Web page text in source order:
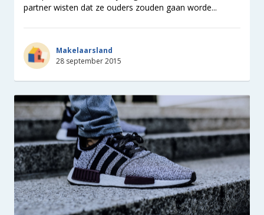
partner wisten dat ze ouders zouden gaan worde...
Makelaarsland
28 september 2015